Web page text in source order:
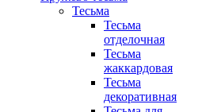
Тесьма
Тесьма
отделочная
Тесьма
жаккардовая
Тесьма
декоративная